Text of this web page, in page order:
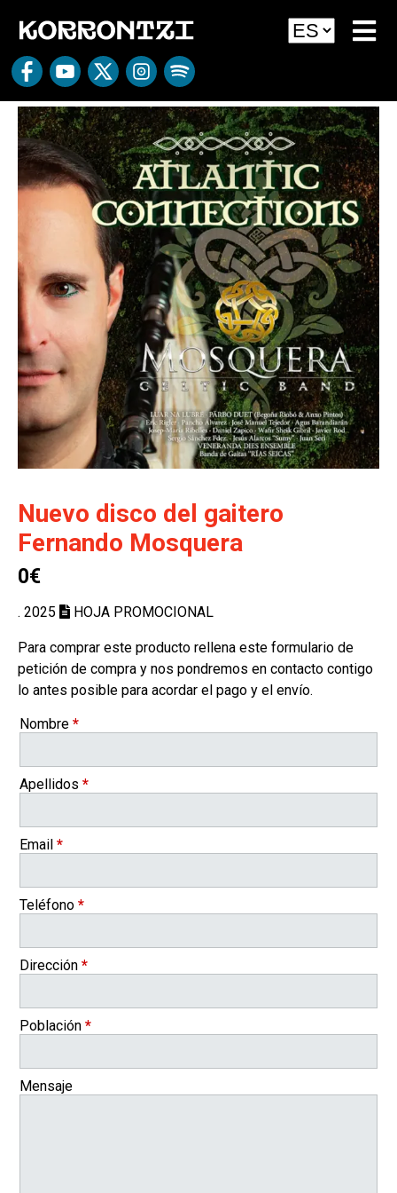
Nuevo disco del gaitero
Fernando Mosquera
0€
. 2025 HOJA PROMOCIONAL
Para comprar este producto rellena este formulario de
petición de compra y nos pondremos en contacto contigo
lo antes posible para acordar el pago y el envío.
Nombre *
Apellidos *
Email *
Teléfono *
Dirección *
Población *
Mensaje